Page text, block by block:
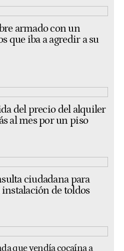
armado con un
que iba a agredir a su
del precio del alquiler
al mes por un piso
ciudadana para
de toldos
que vendía cocaína a